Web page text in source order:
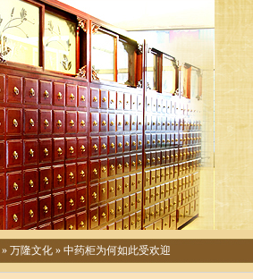
» 万隆文化 » 中药柜为何如此受欢迎